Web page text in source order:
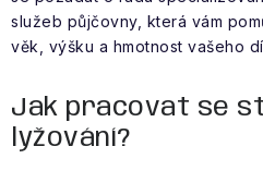
služeb půjčovny, která vám
věk, výšku a hmotnost vašeho
Jak pracovat se
lyžování?